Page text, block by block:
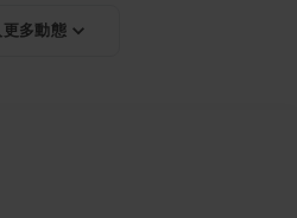
更多動態